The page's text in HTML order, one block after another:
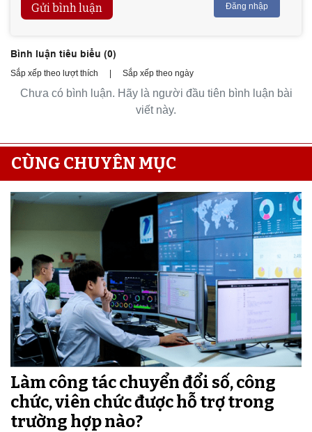
Gửi bình luận Đăng nhập
Bình luận tiêu biểu (0)
Sắp xếp theo lượt thích | Sắp xếp theo ngày
Chưa có bình luận. Hãy là người đầu tiên bình luận bài
viết này.
CÙNG CHUYÊN MỤC
Làm công tác chuyển đổi số, công
chức, viên chức được hỗ trợ trong
trường hợp nào?